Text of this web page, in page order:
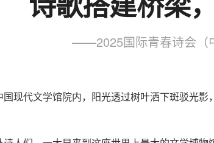
——2025国际青春诗会（
现代文学馆院内，阳光透过树叶洒下斑驳光